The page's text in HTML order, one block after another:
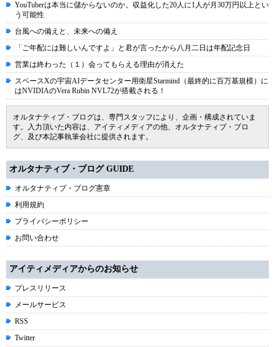
YouTuberは本当に儲からないのか。収益化した20人に1人が月30万円以上とい
う可能性
台風への備えと、未来への備え
「ご年配には難しいんですよ」と君が言ったから八月二日は年配記念日
営業は終わった（１）会ってもらえる理由が消えた
スペースXの宇宙AIデータセンター用衛星Starmind（最終的に百万基規模）に
はNVIDIAのVera Rubin NVL72が搭載される！
オルタナティブ・ブログは、専門スタッフにより、企画・構成されていま
す。入力頂いた内容は、アイティメディアの他、オルタナティブ・ブロ
グ、及び本記事執筆会社に提供されます。
オルタナティブ・ブログ GUIDE
オルタナティブ・ブログ憲章
利用規約
プライバシーポリシー
お問い合わせ
アイティメディアからのお知らせ
プレスリリース
メールサービス
RSS
Twitter